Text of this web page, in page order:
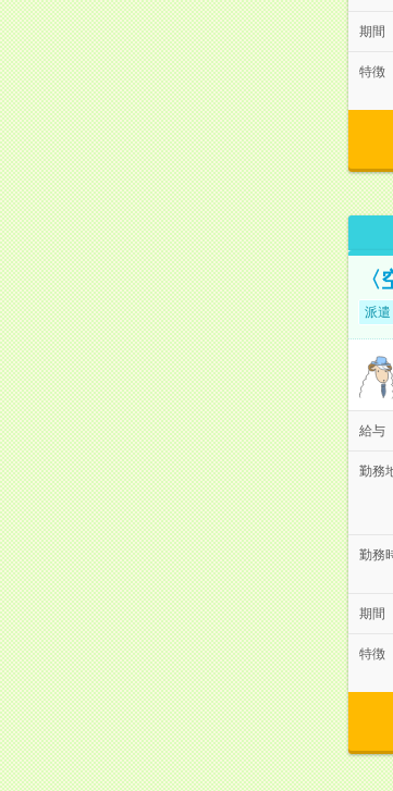
期間
特徴
派遣
給与
勤務
勤務
期間
特徴